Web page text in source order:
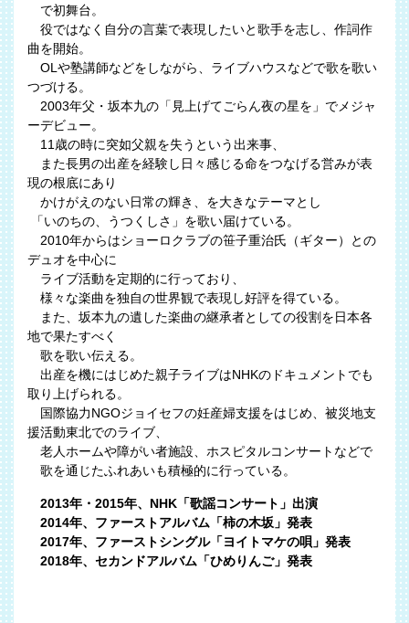
で初舞台。
役ではなく自分の言葉で表現したいと歌手を志し、作詞作
曲を開始。
OLや塾講師などをしながら、ライブハウスなどで歌を歌い
つづける。
2003年父・坂本九の「見上げてごらん夜の星を」でメジャ
ーデビュー。
11歳の時に突如父親を失うという出来事、
また長男の出産を経験し日々感じる命をつなげる営みが表
現の根底にあり
かけがえのない日常の輝き、を大きなテーマとし
「いのちの、うつくしさ」を歌い届けている。
2010年からはショーロクラブの笹子重治氏（ギター）との
デュオを中心に
ライブ活動を定期的に行っており、
様々な楽曲を独自の世界観で表現し好評を得ている。
また、坂本九の遺した楽曲の継承者としての役割を日本各
地で果たすべく
歌を歌い伝える。
出産を機にはじめた親子ライブはNHKのドキュメントでも
取り上げられる。
国際協力NGOジョイセフの妊産婦支援をはじめ、被災地支
援活動東北でのライブ、
老人ホームや障がい者施設、ホスピタルコンサートなどで
歌を通じたふれあいも積極的に行っている。
2013年・2015年、NHK「歌謡コンサート」出演
2014年、ファーストアルバム「柿の木坂」発表
2017年、ファーストシングル「ヨイトマケの唄」発表
2018年、セカンドアルバム「ひめりんご」発表